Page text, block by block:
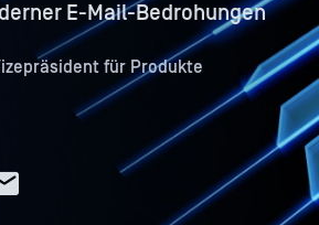
E-Mail-Bedrohungen
für Produkte